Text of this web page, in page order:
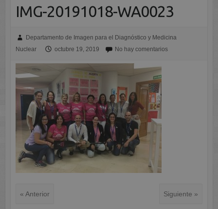
IMG-20191018-WA0023
Departamento de Imagen para el Diagnóstico y Medicina
Nuclear
octubre 19, 2019 No hay comentarios
« Anterior Siguiente »